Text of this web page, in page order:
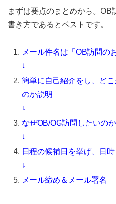
まずは要点のまとめから。OB
書き方であるとベストです。
メール件名は「OB訪問の
↓
簡単に自己紹介をし、ど
のか説明
↓
なぜOB/OG訪問したいの
↓
日程の候補日を挙げ、日
↓
メール締め＆メール署名